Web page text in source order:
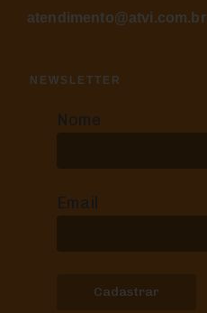
atendimento@atvi.com.br
NEWSLETTER
Nome
Email